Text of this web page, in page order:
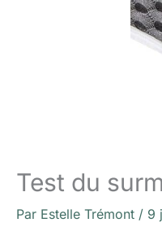
Test du
Par Estelle Trémont / 9